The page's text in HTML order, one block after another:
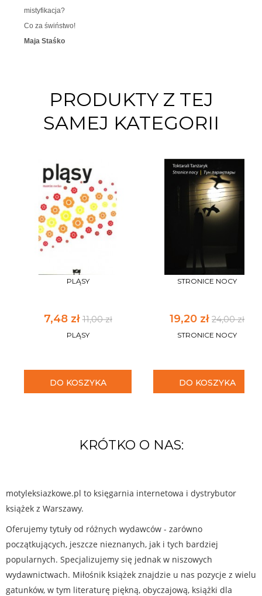
mistyfikacja?
Co za świństwo!
Maja Staśko
PRODUKTY Z TEJ
SAMEJ KATEGORII
PLĄSY
7,48 zł11,00 zł
PLĄSY
DO KOSZYKA
STRONICE NOCY
19,20 zł 24,00 zł
STRONICE NOCY
DO KOSZYKA
KRÓTKO O NAS:
motyleksiazkowe.pl to księgarnia internetowa i dystrybutor
książek z Warszawy.
Oferujemy tytuły od różnych wydawców - zarówno
początkujących, jeszcze nieznanych, jak i tych bardziej
popularnych. Specjalizujemy się jednak w niszowych
wydawnictwach. Miłośnik książek znajdzie u nas pozycje z wielu
gatunków, w tym literaturę piękną, obyczajową, książki dla